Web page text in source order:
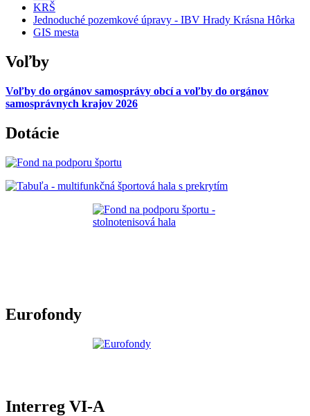
KRŠ
Jednoduché pozemkové úpravy - IBV Hrady Krásna Hôrka
GIS mesta
Voľby
Voľby do orgánov samosprávy obcí a voľby do orgánov
samosprávnych krajov 2026
Dotácie
Eurofondy
Interreg VI-A